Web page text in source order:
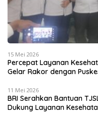
15 Mei 2026
Percepat Layanan
Gelar Rakor dengan
11 Mei 2026
BRI Serahkan Bantuan
Dukung Layanan